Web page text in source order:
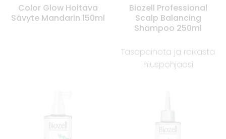
Color Glow Hoitava
Sävyte Mandarin 150ml
Biozell Professional
Scalp Balancing
Shampoo 250ml
Tasapainota ja raikasta
hiuspohjaasi